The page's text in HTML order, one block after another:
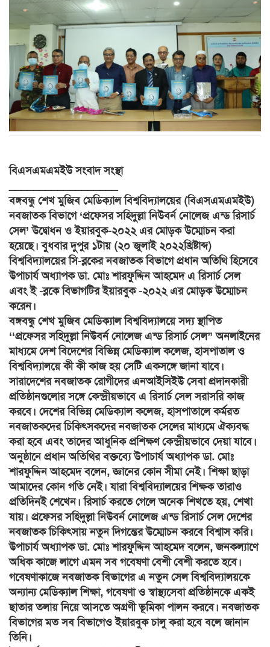
বিএসএমএমইউ সংবাদ সংস্থা
বঙ্গবন্ধু শেখ মুজিব মেডিক্যাল বিশ্ববিদ্যালয়ের (বিএসএমএমইউ)
নবজাতক বিভাগে ‘প্রফেসর সহিদুল্লা নিউবর্ন নোলেজ এন্ড রিসার্চ
সেল’ উদ্বোধন ও ইয়ারবুক-২০২২ এর মোড়ক উম্মোচন করা
হয়েছে। বুধবার দুপুর ১টায় (২০ জুলাই ২০২২খ্রিষ্টাব্দ)
বিশ্ববিদ্যালয়ের সি-ব্লকের নবজাতক বিভাগে প্রধান অতিথি হিসেবে
উপাচার্য অধ্যাপক ডা. মোঃ শারফুদ্দিন আহমেদ এ রিসার্চ সেল
এবং ই -ব্লকে বিভাগটির ইয়ারবুক -২০২২ এর মোড়ক উম্মোচন
করেন।
বঙ্গবন্ধু শেখ মুজিব মেডিক্যাল বিশ্ববিদ্যালয়ে সদ্য স্থাপিত
‘‘প্রফেসর সহিদুল্লা নিউবর্ন নোলেজ এন্ড রিসার্চ সেল” অনলাইনের
মাধ্যমে দেশ বিদেশের বিভিন্ন মেডিক্যাল কলেজ, হাসপাতাল ও
বিশ্ববিদ্যালয়ে কী কী কাজ হয় সেটি একসঙ্গে জানা যাবে।
সারাদেশের নবজাতক রোগীদের এনআইসিইউ সেবা প্রদানকারী
প্রতিষ্ঠানগুলোর সঙ্গে কেন্দ্রীয়ভাবে এ রিসার্চ সেল সরাসরি কাজ
করবে। দেশের বিভিন্ন মেডিক্যাল কলেজ, হাসপাতালে কর্মরত
নবজাতকদের চিকিৎসকদের নবজাতক সেলের মাধ্যমে ঐক্যবদ্ধ
করা হবে এবং তাদের আধুনিক প্রশিক্ষণ কেন্দ্রীয়ভাবে দেয়া যাবে।
অনুষ্ঠানে প্রধান অতিথির বক্তব্যে উপাচার্য অধ্যাপক ডা. মোঃ
শারফুদ্দিন আহমেদ বলেন, জ্ঞানের কোন সীমা নেই। শিক্ষা ছাড়া
আমাদের কোন গতি নেই। যারা বিশ্ববিদ্যালয়ের শিক্ষক তারাও
প্রতিদিনই শেখেন। রিসার্চ করতে গেলে অনেক শিখতে হয়, শেখা
যায়। প্রফেসর সহিদুল্লা নিউবর্ন নোলেজ এন্ড রিসার্চ সেল দেশের
নবজাতক চিকিৎসায় নতুন দিগন্তের উম্মোচন করবে বিশ্বাস করি।
উপাচার্য অধ্যাপক ডা. মোঃ শারফুদ্দিন আহমেদ বলেন, জনকল্যাণে
অধিক কাজে লাগে এমন সব গবেষণা বেশী বেশী করতে হবে।
গবেষণাকাজে নবজাতক বিভাগের এ নতুন সেল বিশ্ববিদ্যালয়কে
অন্যান্য মেডিক্যাল শিক্ষা, গবেষণা ও স্বাস্থ্যসেবা প্রতিষ্ঠানকে একই
ছাতার তলায় নিয়ে আসতে অগ্রণী ভূমিকা পালন করবে। নবজাতক
বিভাগের মত সব বিভাগেও ইয়ারবুক চালু করা হবে বলে জানান
তিনি।